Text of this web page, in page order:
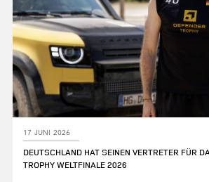
17 JUNI 2026
DEUTSCHLAND HAT SEINEN VERTRETER FÜR
TROPHY WELTFINALE 2026